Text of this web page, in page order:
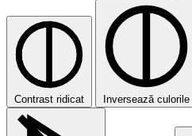
Contrast ridicat Inversează culorile